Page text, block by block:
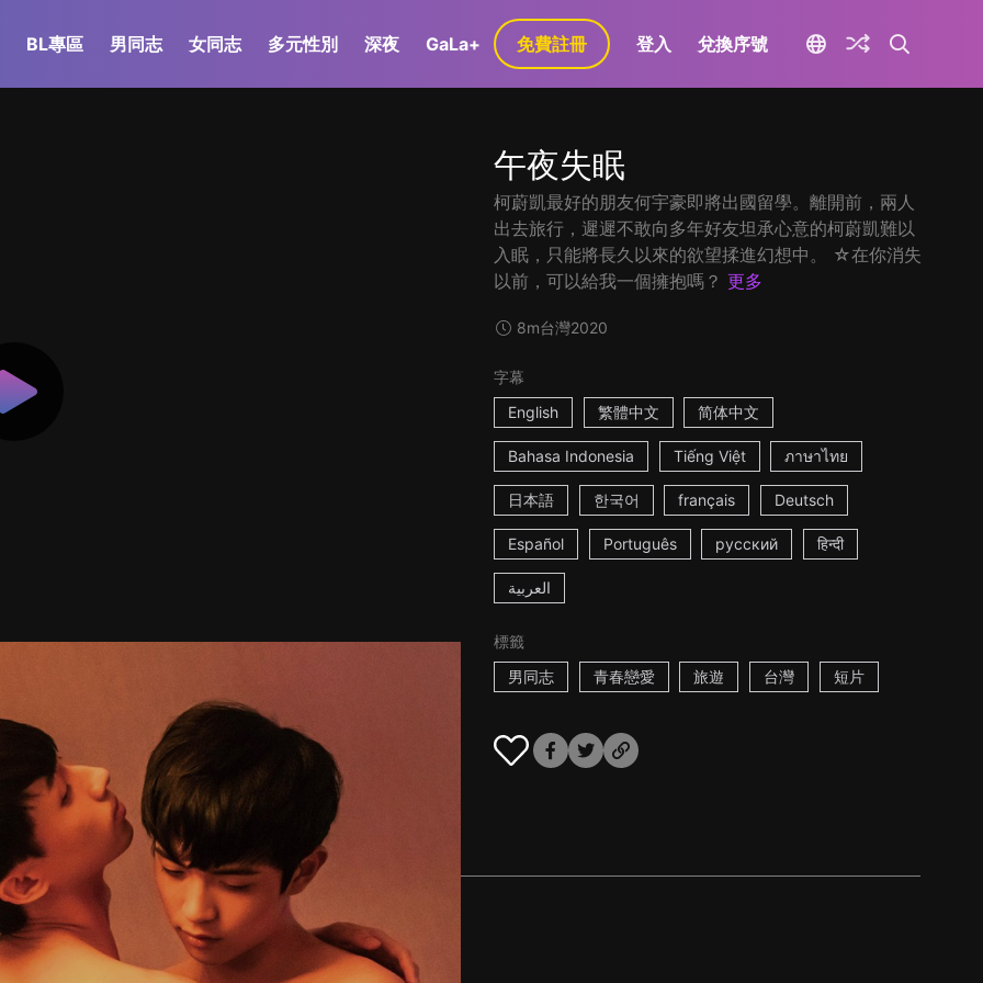
BL專區 男同志 女同志 多元性別 深夜 GaLa+ 免費註冊 登入 兌換序號
午夜失眠
柯蔚凱最好的朋友何宇豪即將出國留學。離開前，兩人
出去旅行，遲遲不敢向多年好友坦承心意的柯蔚凱難以
入眠，只能將長久以來的欲望揉進幻想中。 ☆在你消失
以前，可以給我一個擁抱嗎？ 更多
8m台灣2020
字幕
English
繁體中文 简体中文
Bahasa Indonesia Tiếng Việt ภาษาไทย
日本語 한국어 français Deutsch
Español Português русский हिन्दी
العربية
標籤
男同志
青春戀愛 旅遊 台灣 短片